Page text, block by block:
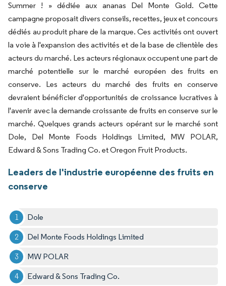
Summer ! » dédiée aux ananas Del Monte Gold. Cette
campagne proposait divers conseils, recettes, jeux et concours
dédiés au produit phare de la marque. Ces activités ont ouvert
la voie à l'expansion des activités et de la base de clientèle des
acteurs du marché. Les acteurs régionaux occupent une part de
marché potentielle sur le marché européen des fruits en
conserve. Les acteurs du marché des fruits en conserve
devraient bénéficier d'opportunités de croissance lucratives à
l'avenir avec la demande croissante de fruits en conserve sur le
marché. Quelques grands acteurs opérant sur le marché sont
Dole, Del Monte Foods Holdings Limited, MW POLAR,
Edward & Sons Trading Co. et Oregon Fruit Products.
Leaders de l'industrie européenne des fruits en
conserve
Dole
Del Monte Foods Holdings Limited
MW POLAR
Edward & Sons Trading Co.